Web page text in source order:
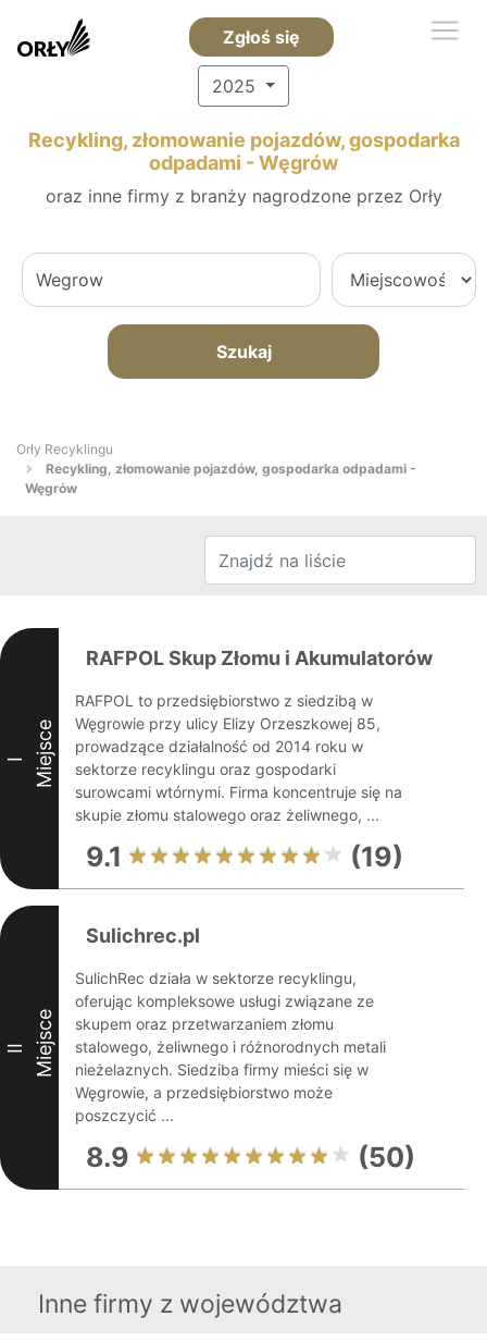
Zgłoś się
2025
Recykling, złomowanie pojazdów, gospodarka
odpadami - Węgrów
oraz inne firmy z branży nagrodzone przez Orły
Szukaj
Orły Recyklingu
Recykling, złomowanie pojazdów, gospodarka odpadami -
Węgrów
I Miejsce
RAFPOL Skup Złomu i Akumulatorów
RAFPOL to przedsiębiorstwo z siedzibą w
Węgrowie przy ulicy Elizy Orzeszkowej 85,
prowadzące działalność od 2014 roku w
sektorze recyklingu oraz gospodarki
surowcami wtórnymi. Firma koncentruje się na
skupie złomu stalowego oraz żeliwnego, ...
9.1 (19)
II Miejsce
Sulichrec.pl
SulichRec działa w sektorze recyklingu,
oferując kompleksowe usługi związane ze
skupem oraz przetwarzaniem złomu
stalowego, żeliwnego i różnorodnych metali
nieżelaznych. Siedziba firmy mieści się w
Węgrowie, a przedsiębiorstwo może
poszczycić ...
8.9 (50)
Inne firmy z województwa